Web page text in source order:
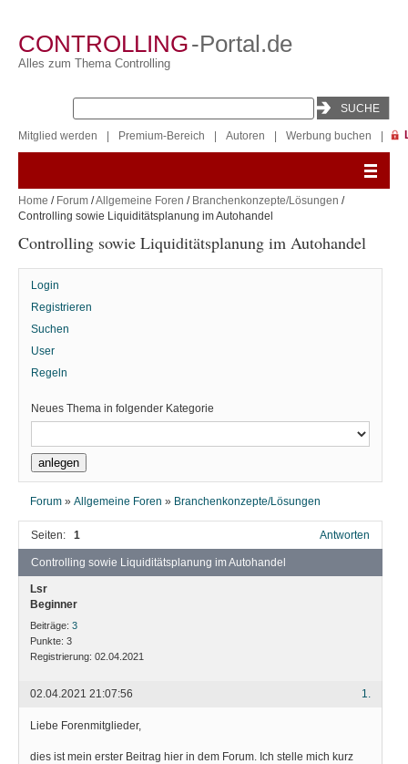
CONTROLLING-Portal.de
Alles zum Thema Controlling
Mitglied werden Premium-Bereich Autoren Werbung buchen
Home / Forum /Allgemeine Foren / Branchenkonzepte/Lösungen /
Controlling sowie Liquiditätsplanung im Autohandel
Controlling sowie Liquiditätsplanung im Autohandel
Login
Registrieren
Suchen
User
Regeln
Neues Thema in folgender Kategorie
Forum »Allgemeine Foren » Branchenkonzepte/Lösungen
Seiten: 1 Antworten
Controlling sowie Liquiditätsplanung im Autohandel
Lsr
Beginner
Beiträge: 3
Punkte: 3
Registrierung: 02.04.2021
1.
02.04.2021 21:07:56
Liebe Forenmitglieder,
dies ist mein erster Beitrag hier in dem Forum. Ich stelle mich kurz